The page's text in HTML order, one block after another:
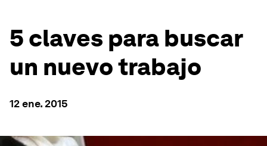
5 claves para buscar
un nuevo trabajo
12 ene. 2015